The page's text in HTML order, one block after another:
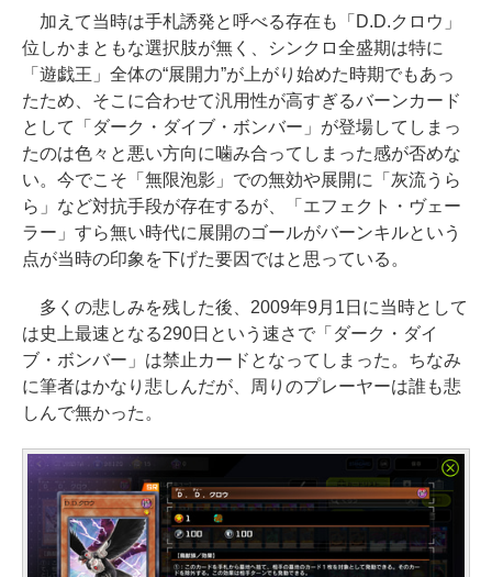
加えて当時は手札誘発と呼べる存在も「D.D.クロウ」
位しかまともな選択肢が無く、シンクロ全盛期は特に
「遊戯王」全体の“展開力”が上がり始めた時期でもあっ
たため、そこに合わせて汎用性が高すぎるバーンカード
として「ダーク・ダイブ・ボンバー」が登場してしまっ
たのは色々と悪い方向に噛み合ってしまった感が否めな
い。今でこそ「無限泡影」での無効や展開に「灰流うら
ら」など対抗手段が存在するが、「エフェクト・ヴェー
ラー」すら無い時代に展開のゴールがバーンキルという
点が当時の印象を下げた要因ではと思っている。
多くの悲しみを残した後、2009年9月1日に当時として
は史上最速となる290日という速さで「ダーク・ダイ
ブ・ボンバー」は禁止カードとなってしまった。ちなみ
に筆者はかなり悲しんだが、周りのプレーヤーは誰も悲
しんで無かった。